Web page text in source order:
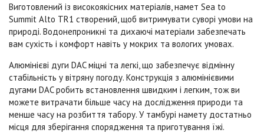
Виготовлений із високоякісних матеріалів, намет Sea to
Summit Alto TR1 створений, щоб витримувати суворі умови на
природі. Водонепроникні та дихаючі матеріали забезпечать
вам сухість і комфорт навіть у мокрих та вологих умовах.
Алюмінієві дуги DAC міцні та легкі, що забезпечує відмінну
стабільність у вітряну погоду. Конструкція з алюмінієвими
дугами DAC робить встановлення швидким і легким, тож ви
можете витрачати більше часу на дослідження природи та
менше часу на розбиття табору. У тамбурі намету достатньо
місця для зберігання спорядження та приготування їжі.